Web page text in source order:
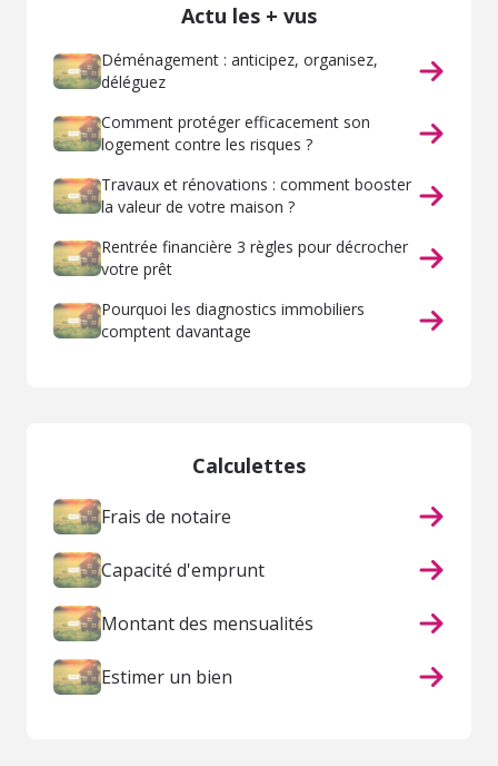
Actu les + vus
Déménagement : anticipez, organisez,
déléguez
Comment protéger efficacement son
logement contre les risques ?
Travaux et rénovations : comment booster
la valeur de votre maison ?
Rentrée financière 3 règles pour décrocher
votre prêt
Pourquoi les diagnostics immobiliers
comptent davantage
Calculettes
Frais de notaire
Capacité d'emprunt
Montant des mensualités
Estimer un bien